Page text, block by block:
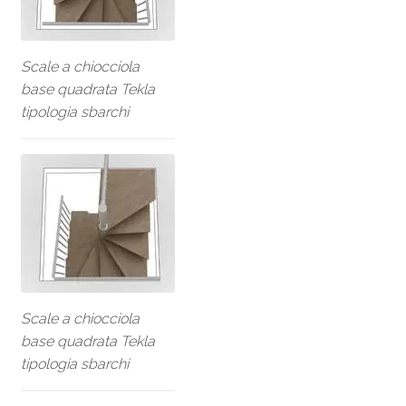
Scale a chiocciola
base quadrata Tekla
tipologia sbarchi
Scale a chiocciola
base quadrata Tekla
tipologia sbarchi